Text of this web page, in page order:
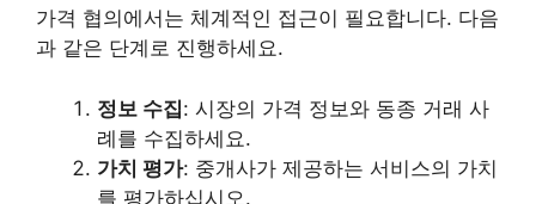
가격 협의에서는 체계적인 접근이 필요합니다. 다음
과 같은 단계로 진행하세요.
정보 수집: 시장의 가격 정보와 동종 거래 사
례를 수집하세요.
가치 평가: 중개사가 제공하는 서비스의 가치
를 평가하십시오.